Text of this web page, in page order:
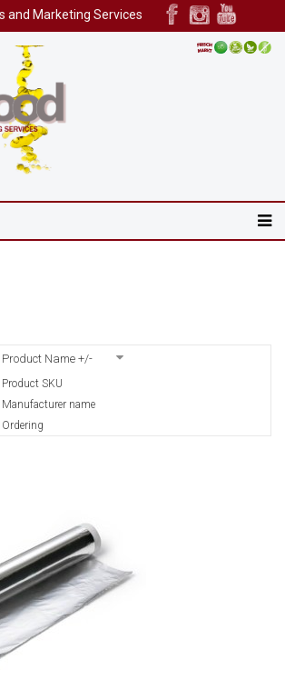
and Marketing Services
Product Name +/-
Product SKU
Manufacturer name
Ordering